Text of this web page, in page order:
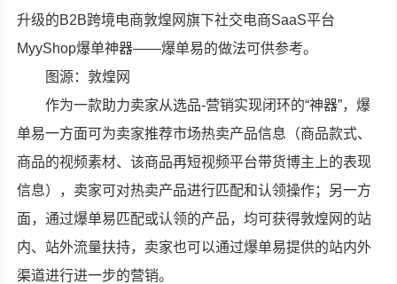
升级的B2B跨境电商敦煌网旗下社交电商SaaS平台
MyyShop爆单神器——爆单易的做法可供参考。
图源：敦煌网
作为一款助力卖家从选品-营销实现闭环的“神器”，爆
单易一方面可为卖家推荐市场热卖产品信息（商品款式、
商品的视频素材、该商品再短视频平台带货博主上的表现
信息），卖家可对热卖产品进行匹配和认领操作；另一方
面，通过爆单易匹配或认领的产品，均可获得敦煌网的站
内、站外流量扶持，卖家也可以通过爆单易提供的站内外
渠道进行进一步的营销。